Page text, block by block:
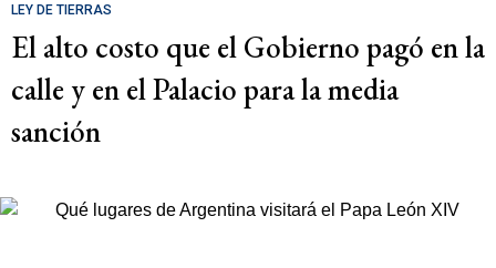
LEY DE TIERRAS
El alto costo que el Gobierno pagó en la
calle y en el Palacio para la media
sanción